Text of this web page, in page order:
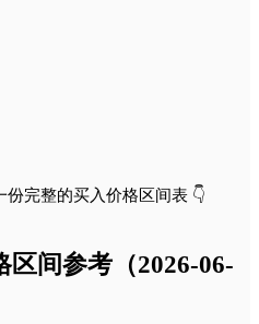
完整的买入价格区间表 👇
区间参考（2026-06-